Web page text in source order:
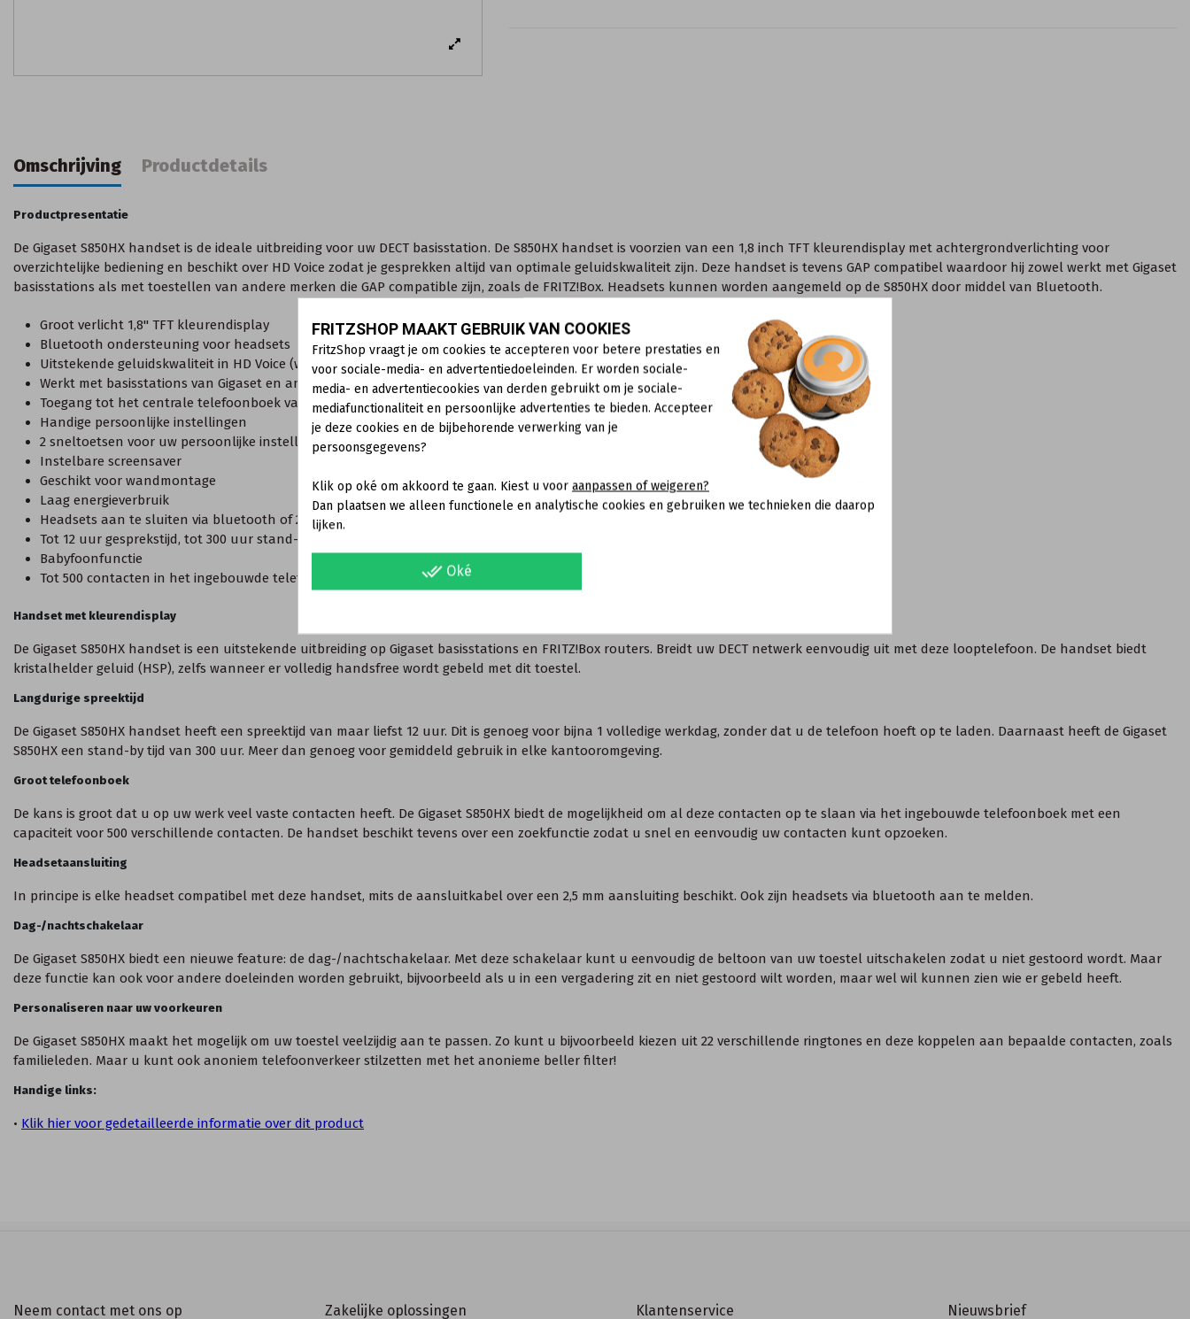
Omschrijving Productdetails
Productpresentatie
De Gigaset S850HX handset is de ideale uitbreiding voor uw DECT basisstation. De S850HX handset is voorzien van een 1,8 inch TFT kleurendisplay met achtergrondverlichting voor
overzichtelijke bediening en beschikt over HD Voice zodat je gesprekken altijd van optimale geluidskwaliteit zijn. Deze handset is tevens GAP compatibel waardoor hij zowel werkt met Gigaset
basisstations als met toestellen van andere merken die GAP compatible zijn, zoals de FRITZ!Box. Headsets kunnen worden aangemeld op de S850HX door middel van Bluetooth.
Groot verlicht 1,8'' TFT kleurendisplay
Bluetooth ondersteuning voor headsets
Uitstekende geluidskwaliteit in HD Voice (wideband gecertificeerd volgens de norm CAT-iq 2.0)
Werkt met basisstations van Gigaset en andere fabrikanten
Toegang tot het centrale telefoonboek van de router
Handige persoonlijke instellingen
2 sneltoetsen voor uw persoonlijke instellingen
Instelbare screensaver
Geschikt voor wandmontage
Laag energieverbruik
Headsets aan te sluiten via bluetooth of 2,5mm jackplug
Tot 12 uur gesprekstijd, tot 300 uur stand-by tijd
Babyfoonfunctie
Tot 500 contacten in het ingebouwde telefoonboek
Handset met kleurendisplay
De Gigaset S850HX handset is een uitstekende uitbreiding op Gigaset basisstations en FRITZ!Box routers. Breidt uw DECT netwerk eenvoudig uit met deze looptelefoon. De handset biedt
kristalhelder geluid (HSP), zelfs wanneer er volledig handsfree wordt gebeld met dit toestel.
Langdurige spreektijd
De Gigaset S850HX handset heeft een spreektijd van maar liefst 12 uur. Dit is genoeg voor bijna 1 volledige werkdag, zonder dat u de telefoon hoeft op te laden. Daarnaast heeft de Gigaset
S850HX een stand-by tijd van 300 uur. Meer dan genoeg voor gemiddeld gebruik in elke kantooromgeving.
Groot telefoonboek
De kans is groot dat u op uw werk veel vaste contacten heeft. De Gigaset S850HX biedt de mogelijkheid om al deze contacten op te slaan via het ingebouwde telefoonboek met een
capaciteit voor 500 verschillende contacten. De handset beschikt tevens over een zoekfunctie zodat u snel en eenvoudig uw contacten kunt opzoeken.
Headsetaansluiting
In principe is elke headset compatibel met deze handset, mits de aansluitkabel over een 2,5 mm aansluiting beschikt. Ook zijn headsets via bluetooth aan te melden.
Dag-/nachtschakelaar
De Gigaset S850HX biedt een nieuwe feature: de dag-/nachtschakelaar. Met deze schakelaar kunt u eenvoudig de beltoon van uw toestel uitschakelen zodat u niet gestoord wordt. Maar
deze functie kan ook voor andere doeleinden worden gebruikt, bijvoorbeeld als u in een vergadering zit en niet gestoord wilt worden, maar wel wil kunnen zien wie er gebeld heeft.
Personaliseren naar uw voorkeuren
De Gigaset S850HX maakt het mogelijk om uw toestel veelzijdig aan te passen. Zo kunt u bijvoorbeeld kiezen uit 22 verschillende ringtones en deze koppelen aan bepaalde contacten, zoals
familieleden. Maar u kunt ook anoniem telefoonverkeer stilzetten met het anonieme beller filter!
Handige links:
• Klik hier voor gedetailleerde informatie over dit product
Neem contact met ons op Zakelijke oplossingen Klantenservice Nieuwsbrief
FRITZSHOP MAAKT GEBRUIK VAN COOKIES
FritzShop vraagt je om cookies te accepteren voor betere prestaties en
voor sociale-media- en advertentiedoeleinden. Er worden sociale-
media- en advertentiecookies van derden gebruikt om je sociale-
mediafunctionaliteit en persoonlijke advertenties te bieden. Accepteer
je deze cookies en de bijbehorende verwerking van je
persoonsgegevens?
Klik op oké om akkoord te gaan. Kiest u voor aanpassen of weigeren?
Dan plaatsen we alleen functionele en analytische cookies en gebruiken we technieken die daarop
lijken.
done_all Oké